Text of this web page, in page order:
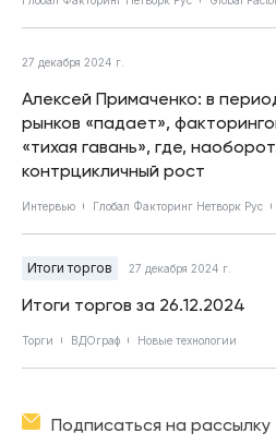
27 декабря 2024 г.
Алексей Примаченко: в
рынков «падает»,
«тихая гавань», где,
контрцикличный рост
Интервью Глобал Факторинг Нетворк Рус
Итоги торгов 27 декабря 2024 г.
Итоги торгов за 26.12.2024
Торги ВДОграф Новые технологии
Подписаться на рассылку